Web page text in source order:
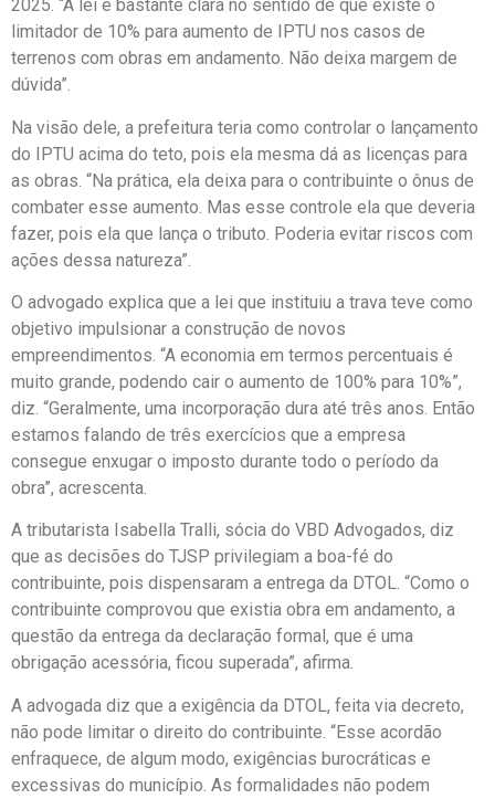
2025. “A lei é bastante clara no sentido de que existe o
limitador de 10% para aumento de IPTU nos casos de
terrenos com obras em andamento. Não deixa margem de
dúvida”.
Na visão dele, a prefeitura teria como controlar o lançamento
do IPTU acima do teto, pois ela mesma dá as licenças para
as obras. “Na prática, ela deixa para o contribuinte o ônus de
combater esse aumento. Mas esse controle ela que deveria
fazer, pois ela que lança o tributo. Poderia evitar riscos com
ações dessa natureza”.
O advogado explica que a lei que instituiu a trava teve como
objetivo impulsionar a construção de novos
empreendimentos. “A economia em termos percentuais é
muito grande, podendo cair o aumento de 100% para 10%”,
diz. “Geralmente, uma incorporação dura até três anos. Então
estamos falando de três exercícios que a empresa
consegue enxugar o imposto durante todo o período da
obra”, acrescenta.
A tributarista Isabella Tralli, sócia do VBD Advogados, diz
que as decisões do TJSP privilegiam a boa-fé do
contribuinte, pois dispensaram a entrega da DTOL. “Como o
contribuinte comprovou que existia obra em andamento, a
questão da entrega da declaração formal, que é uma
obrigação acessória, ficou superada”, afirma.
A advogada diz que a exigência da DTOL, feita via decreto,
não pode limitar o direito do contribuinte. “Esse acordão
enfraquece, de algum modo, exigências burocráticas e
excessivas do município. As formalidades não podem